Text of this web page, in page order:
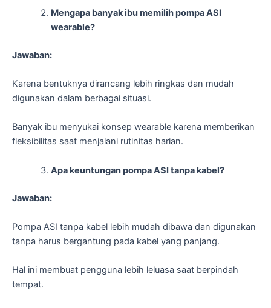
Mengapa banyak ibu memilih pompa ASI
wearable?
Jawaban:
Karena bentuknya dirancang lebih ringkas dan mudah
digunakan dalam berbagai situasi.
Banyak ibu menyukai konsep wearable karena memberikan
fleksibilitas saat menjalani rutinitas harian.
Apa keuntungan pompa ASI tanpa kabel?
Jawaban:
Pompa ASI tanpa kabel lebih mudah dibawa dan digunakan
tanpa harus bergantung pada kabel yang panjang.
Hal ini membuat pengguna lebih leluasa saat berpindah
tempat.